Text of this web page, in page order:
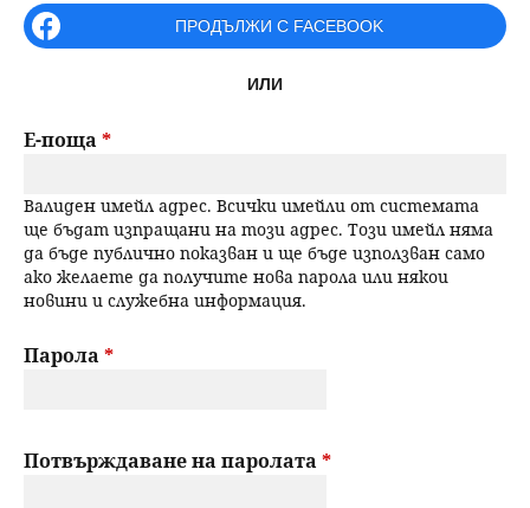
н
р
е
н
е
r
i
a
y
t
a
b
ПРОДЪЛЖИ С FACEBOOK
ИЛИ
Е-поща *
Валиден имейл адрес. Всички имейли от системата
ще бъдат изпращани на този адрес. Този имейл няма
да бъде публично показван и ще бъде използван само
ако желаете да получите нова парола или някои
новини и служебна информация.
Парола *
Потвърждаване на паролата *